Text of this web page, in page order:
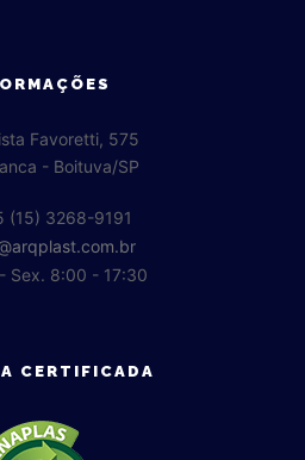
Favoretti, 575
- Boituva/SP
(15) 3268-9191
Sex. 8:00 - 17:30
CERTIFICADA